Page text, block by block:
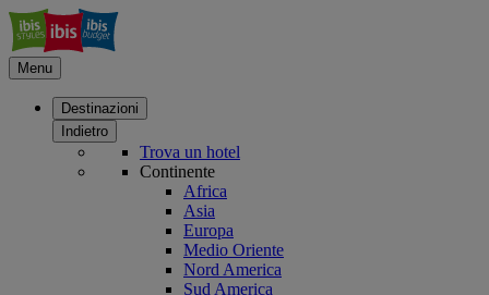
Menu
Destinazioni
Indietro
Trova un hotel
Continente
Africa
Asia
Europa
Medio Oriente
Nord America
Sud America